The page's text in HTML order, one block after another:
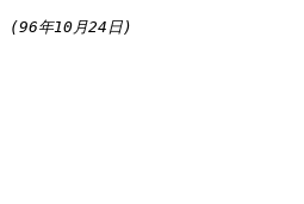
(96年10月24日)